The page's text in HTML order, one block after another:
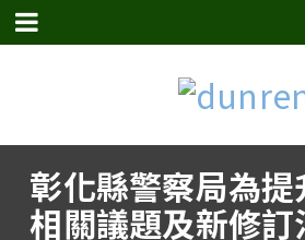
彰化縣警察局為
相關議題及新修